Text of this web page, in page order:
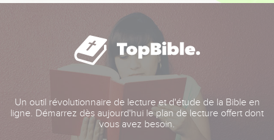
Un outil révolutionnaire de lecture et d'étude de la Bible en
ligne. Démarrez dès aujourd'hui le plan de lecture offert dont
vous avez besoin.